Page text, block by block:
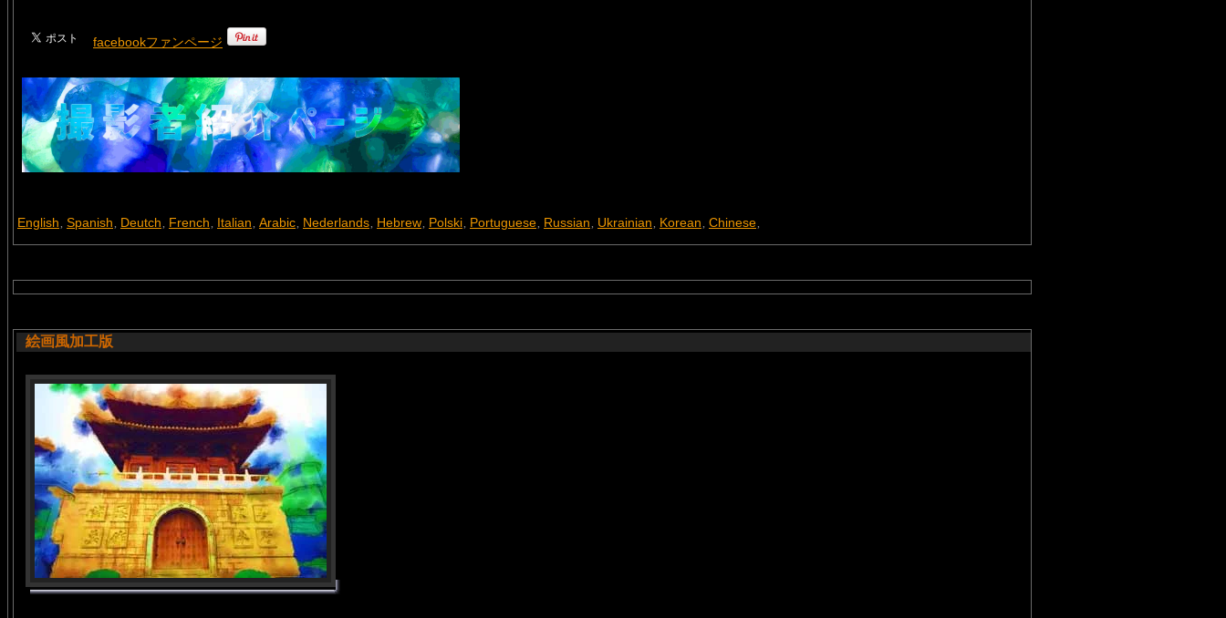
facebookファンページ
English, Spanish, Deutch, French, Italian, Arabic, Nederlands, Hebrew, Polski, Portuguese, Russian, Ukrainian, Korean, Chinese,
絵画風加工版